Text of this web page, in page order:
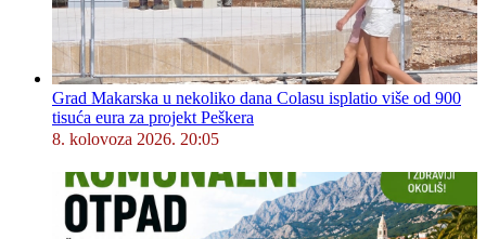
Grad Makarska u nekoliko dana Colasu isplatio više od 900
tisuća eura za projekt Peškera
8. kolovoza 2026. 20:05